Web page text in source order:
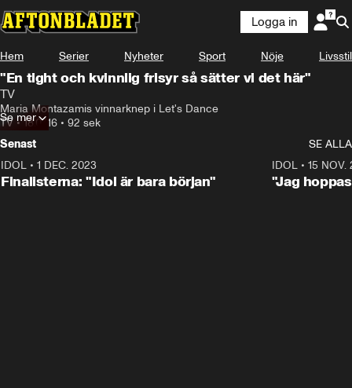
Logga in
Hem Serier Nyheter Sport Nöje Livsstil
"En tight och kvinnlig frisyr så sätter vi det här"
TV
Maria Montazamis vinnarknep i Let's Dance
TV •18.07.16 • 92 sek
Se mer
Senast
SE ALLA
IDOL • 1 DEC. 2023
Finalisterna: "Idol är bara början"
IDOL• 15 NOV.
"Jag